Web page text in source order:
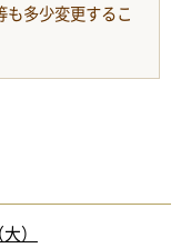
も多少変更するこ
）